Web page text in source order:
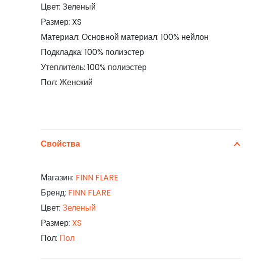
Цвет: Зеленый
Размер: XS
Материал: Основной материал: 100% нейлон
Подкладка: 100% полиэстер
Утеплитель: 100% полиэстер
Пол: Женский
Свойства
Магазин: FINN FLARE
Бренд: FINN FLARE
Цвет: Зеленый
Размер: XS
Пол: Пол